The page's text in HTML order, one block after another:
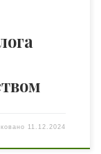
11.12.2024